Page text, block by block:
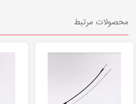
محصولات مرتبط